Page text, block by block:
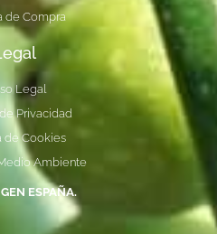
de Compra
Legal
Privacidad
de Cookies
Ambiente
ESPAÑA.